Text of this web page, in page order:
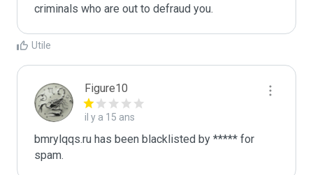
criminals who are out to defraud you.
Utile
Figure10
il y a 15 ans
bmrylqqs.ru has been blacklisted by ***** for
spam.